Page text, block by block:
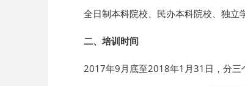
全日制本科院校、民办本科院校、独立
二、培训时间
2017年9月底至2018年1月31日，分三